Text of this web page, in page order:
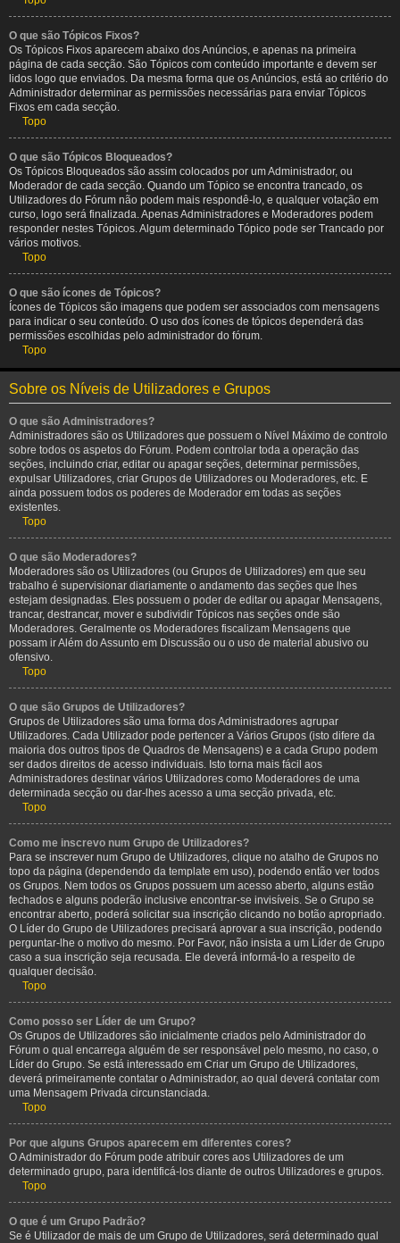
O que são Tópicos Fixos?
Os Tópicos Fixos aparecem abaixo dos Anúncios, e apenas na primeira
página de cada secção. São Tópicos com conteúdo importante e devem ser
lidos logo que enviados. Da mesma forma que os Anúncios, está ao critério do
Administrador determinar as permissões necessárias para enviar Tópicos
Fixos em cada secção.
Topo
O que são Tópicos Bloqueados?
Os Tópicos Bloqueados são assim colocados por um Administrador, ou
Moderador de cada secção. Quando um Tópico se encontra trancado, os
Utilizadores do Fórum não podem mais respondê-lo, e qualquer votação em
curso, logo será finalizada. Apenas Administradores e Moderadores podem
responder nestes Tópicos. Algum determinado Tópico pode ser Trancado por
vários motivos.
Topo
O que são ícones de Tópicos?
Ícones de Tópicos são imagens que podem ser associados com mensagens
para indicar o seu conteúdo. O uso dos ícones de tópicos dependerá das
permissões escolhidas pelo administrador do fórum.
Topo
Sobre os Níveis de Utilizadores e Grupos
O que são Administradores?
Administradores são os Utilizadores que possuem o Nível Máximo de controlo
sobre todos os aspetos do Fórum. Podem controlar toda a operação das
seções, incluindo criar, editar ou apagar seções, determinar permissões,
expulsar Utilizadores, criar Grupos de Utilizadores ou Moderadores, etc. E
ainda possuem todos os poderes de Moderador em todas as seções
existentes.
Topo
O que são Moderadores?
Moderadores são os Utilizadores (ou Grupos de Utilizadores) em que seu
trabalho é supervisionar diariamente o andamento das seções que lhes
estejam designadas. Eles possuem o poder de editar ou apagar Mensagens,
trancar, destrancar, mover e subdividir Tópicos nas seções onde são
Moderadores. Geralmente os Moderadores fiscalizam Mensagens que
possam ir Além do Assunto em Discussão ou o uso de material abusivo ou
ofensivo.
Topo
O que são Grupos de Utilizadores?
Grupos de Utilizadores são uma forma dos Administradores agrupar
Utilizadores. Cada Utilizador pode pertencer a Vários Grupos (isto difere da
maioria dos outros tipos de Quadros de Mensagens) e a cada Grupo podem
ser dados direitos de acesso individuais. Isto torna mais fácil aos
Administradores destinar vários Utilizadores como Moderadores de uma
determinada secção ou dar-lhes acesso a uma secção privada, etc.
Topo
Como me inscrevo num Grupo de Utilizadores?
Para se inscrever num Grupo de Utilizadores, clique no atalho de Grupos no
topo da página (dependendo da template em uso), podendo então ver todos
os Grupos. Nem todos os Grupos possuem um acesso aberto, alguns estão
fechados e alguns poderão inclusive encontrar-se invisíveis. Se o Grupo se
encontrar aberto, poderá solicitar sua inscrição clicando no botão apropriado.
O Líder do Grupo de Utilizadores precisará aprovar a sua inscrição, podendo
perguntar-lhe o motivo do mesmo. Por Favor, não insista a um Líder de Grupo
caso a sua inscrição seja recusada. Ele deverá informá-lo a respeito de
qualquer decisão.
Topo
Como posso ser Líder de um Grupo?
Os Grupos de Utilizadores são inicialmente criados pelo Administrador do
Fórum o qual encarrega alguém de ser responsável pelo mesmo, no caso, o
Líder do Grupo. Se está interessado em Criar um Grupo de Utilizadores,
deverá primeiramente contatar o Administrador, ao qual deverá contatar com
uma Mensagem Privada circunstanciada.
Topo
Por que alguns Grupos aparecem em diferentes cores?
O Administrador do Fórum pode atribuir cores aos Utilizadores de um
determinado grupo, para identificá-los diante de outros Utilizadores e grupos.
Topo
O que é um Grupo Padrão?
Se é Utilizador de mais de um Grupo de Utilizadores, será determinado qual